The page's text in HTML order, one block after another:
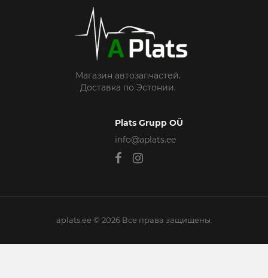
Магазин автозапчастей.
Доставка по Эстонии.
Plats Grupp OÜ
info@aplats.ee
aplats.ee © 2026 Все права защищены.